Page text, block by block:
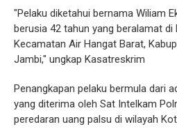
"Pelaku diketahui bernama Wiliam
berusia 42 tahun yang beralamat di
Kecamatan Air Hangat Barat,
Jambi," ungkap Kasatreskrim
Penangkapan pelaku bermula dari
yang diterima oleh Sat Intelkam
peredaran uang palsu di wilayah